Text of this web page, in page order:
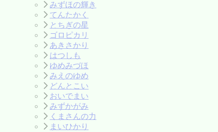
みずほの輝き
てんたかく
とちぎの星
ゴロピカリ
あきさかり
はつしも
ゆめみづほ
みえのゆめ
どんとこい
おいでまい
みずかがみ
くまさんの力
まいひかり